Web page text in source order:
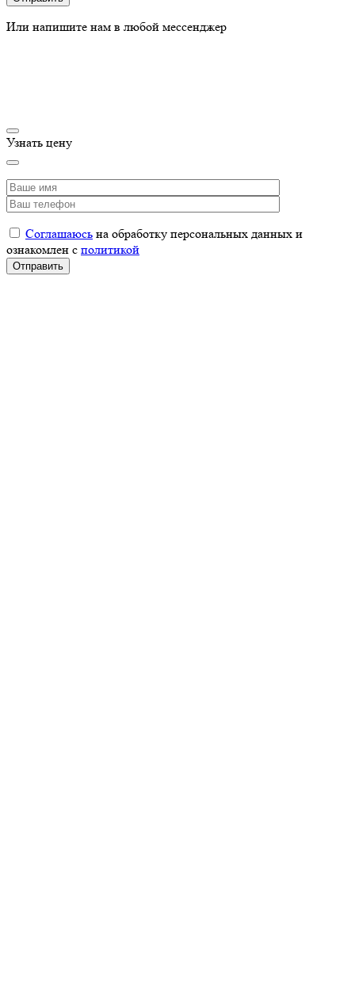
Или напишите нам в любой мессенджер
Узнать цену
Соглашаюсь на обработку персональных данных и
ознакомлен с политикой